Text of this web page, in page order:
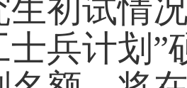
生初试情
士兵计划